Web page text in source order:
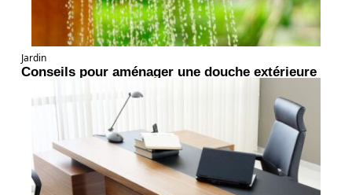
Jardin
Conseils pour aménager une douche extérieure